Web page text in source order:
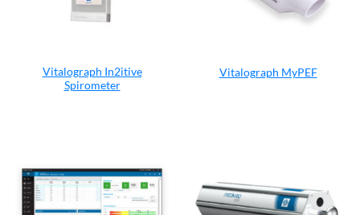
Vitalograph In2itive
Spirometer
Vitalograph MyPEF